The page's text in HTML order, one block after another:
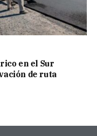
en el Sur
de ruta